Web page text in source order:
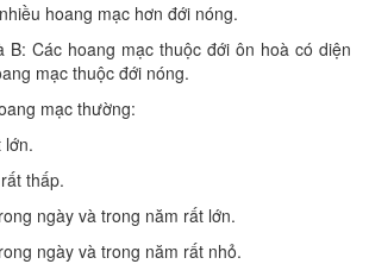
hoang mạc hơn đới nóng.
B: Các hoang mạc thuộc đới ôn hoà có diện
mạc thuộc đới nóng.
mạc thường:
thấp.
ngày và trong năm rất lớn.
ngày và trong năm rất nhỏ.